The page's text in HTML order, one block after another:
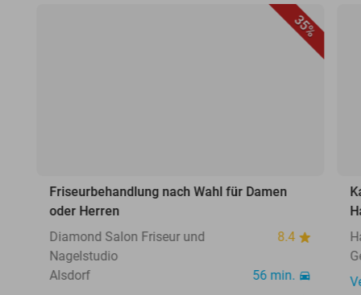
35%
Friseurbehandlung nach Wahl für Damen
oder Herren
Diamond Salon Friseur und
Nagelstudio
8.4
Alsdorf
56 min.